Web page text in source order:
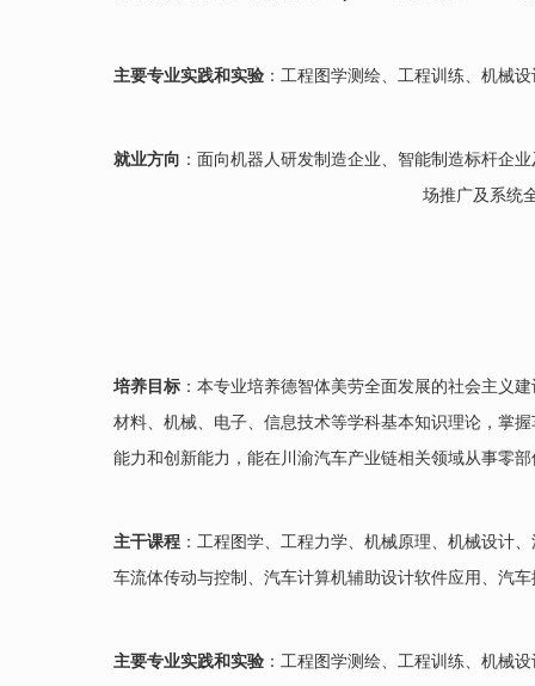
主要专业实践和实验 ：工程图学测绘、工程训练、机械
就业方向 ：面向机器人研发制造企业、智能制造标杆企
场推广及系统
培养目标 ：本专业培养德智体美劳全面发展的社会主义
材料、机械、电子、信息技术等学科基本知识理论，掌
能力和创新能力，能在川渝汽车产业链相关领域从事零
主干课程 ：工程图学、工程力学、机械原理、机械设计
车流体传动与控制、汽车计算机辅助设计软件应用、汽
主要专业实践和实验 ：工程图学测绘、工程训练、机械